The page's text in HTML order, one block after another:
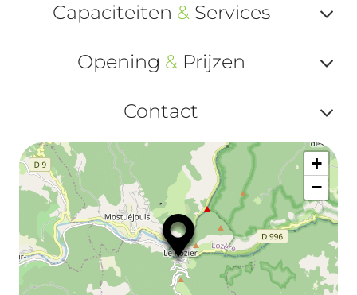
ou
Capaciteiten &Services
ou
Opening &Prijzen
ou
et
Contact
ou
+
−